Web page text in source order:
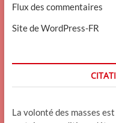
Flux des commentaires
Site de WordPress-FR
La volonté des masses